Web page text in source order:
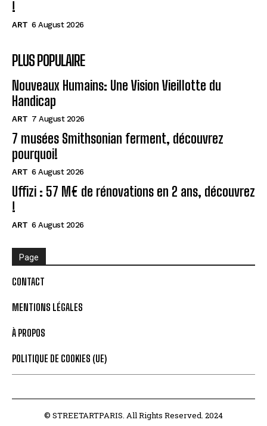
!
ART 6 August 2026
PLUS POPULAIRE
Nouveaux Humains: Une Vision Vieillotte du
Handicap
ART 7 August 2026
7 musées Smithsonian ferment, découvrez
pourquoi!
ART 6 August 2026
Uffizi : 57 M€ de rénovations en 2 ans, découvrez
!
ART 6 August 2026
Page
CONTACT
MENTIONS LÉGALES
À PROPOS
POLITIQUE DE COOKIES (UE)
© STREETARTPARIS. All Rights Reserved. 2024